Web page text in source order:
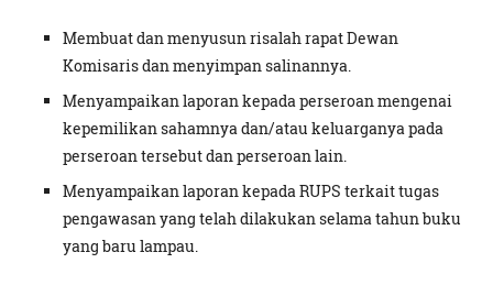
Membuat dan menyusun risalah rapat Dewan
Komisaris dan menyimpan salinannya.
Menyampaikan laporan kepada perseroan mengenai
kepemilikan sahamnya dan/atau keluarganya pada
perseroan tersebut dan perseroan lain.
Menyampaikan laporan kepada RUPS terkait tugas
pengawasan yang telah dilakukan selama tahun buku
yang baru lampau.